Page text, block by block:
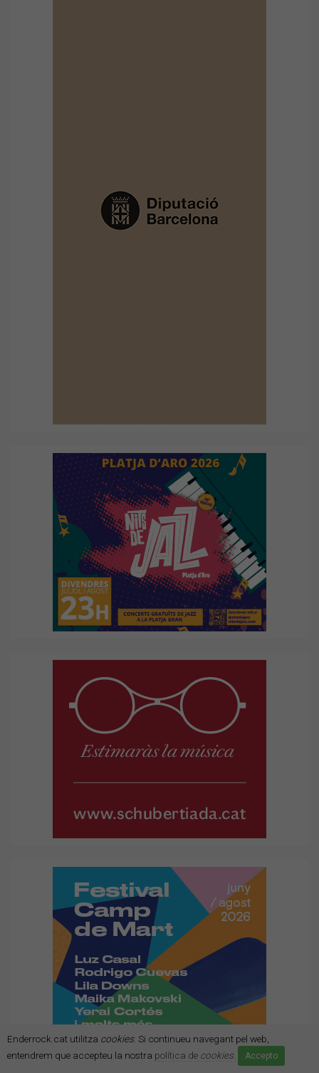
Enderrock.cat utilitza cookies. Si continueu navegant pel web,
entendrem que accepteu la nostra política de cookies. Accepto